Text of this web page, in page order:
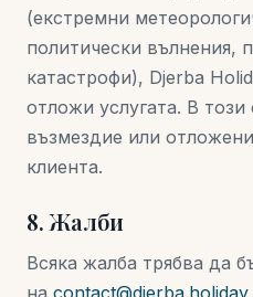
(екстремни
политически вълнения,
катастрофи), Djerba
отложи услугата. В този
възмездие или
клиента.
8. Жалби
Всяка жалба трябва да
на contact@djerba.holiday